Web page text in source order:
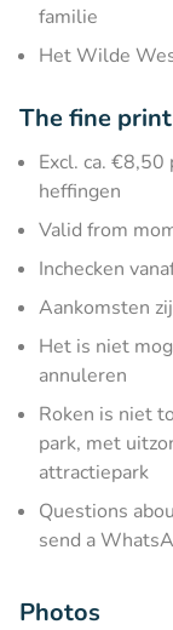
familie
Het Wilde
The fine print
Excl. ca. €8,50
heffingen
Valid from
Inchecken
Aankomsten
Het is niet
annuleren
Roken is niet
park, met
attractiepark
Questions
send a
Photos